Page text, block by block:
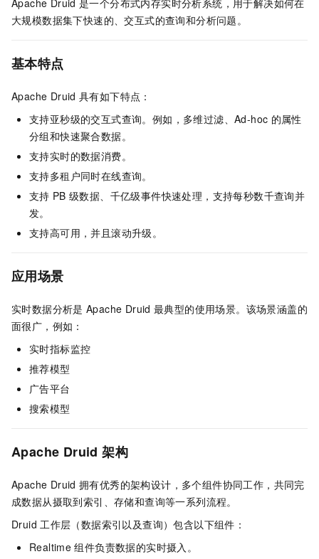
Apache Druid 是一个分布式内存实时分析系统，用于解决如何在
大规模数据集下快速的、交互式的查询和分析问题。
基本特点
Apache Druid 具有如下特点：
支持亚秒级的交互式查询。例如，多维过滤、Ad-hoc 的属性
分组和快速聚合数据。
支持实时的数据消费。
支持多租户同时在线查询。
支持 PB 级数据、千亿级事件快速处理，支持每秒数千查询并
发。
支持高可用，并且滚动升级。
应用场景
实时数据分析是 Apache Druid 最典型的使用场景。该场景涵盖的
面很广，例如：
实时指标监控
推荐模型
广告平台
搜索模型
Apache Druid 架构
Apache Druid 拥有优秀的架构设计，多个组件协同工作，共同完
成数据从摄取到索引、存储和查询等一系列流程。
Druid 工作层（数据索引以及查询）包含以下组件：
Realtime 组件负责数据的实时摄入。